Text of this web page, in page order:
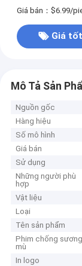
Giá bán：$6.99/
Giá
Mô Tả Sản
Nguồn gốc
Hàng hiệu
Số mô hình
Giá bán
Sử dụng
Những người phù
hợp
Vật liệu
Loại
Tên sản phẩm
Phim chống sương
mù
In logo